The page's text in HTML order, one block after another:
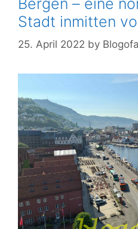
Stadt inmitten
25. April 2022 by